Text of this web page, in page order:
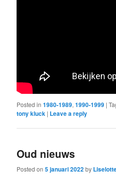
Posted in 1980-1989,1990-1999 |
tony kluck | Leave a reply
Oud nieuws
Posted on5 januari 2022by